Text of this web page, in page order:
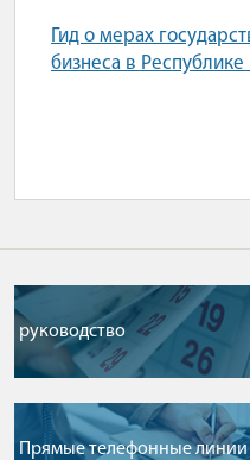
Гид о мерах
бизнеса в Республике
руководство
Прямые телефонные линии